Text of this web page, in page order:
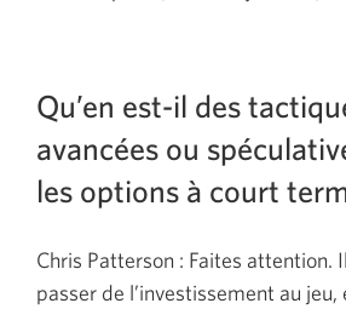
Qu’en est-il des
avancées ou
les options à court
Chris Patterson : Faites attention.
passer de l’investissement au